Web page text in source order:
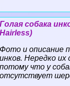
Гoлая собака
Hairless)
Фото и описание
инков. Нередко
потому что у
отсутствует